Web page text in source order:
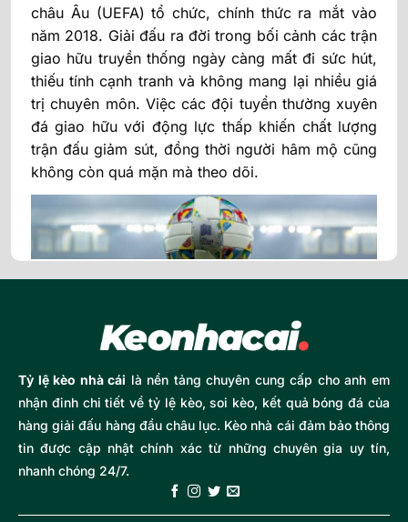
châu Âu (UEFA) tổ chức, chính thức ra mắt vào
năm 2018. Giải đấu ra đời trong bối cảnh các trận
giao hữu truyền thống ngày càng mất đi sức hút,
thiếu tính cạnh tranh và không mang lại nhiều giá
trị chuyên môn. Việc các đội tuyển thường xuyên
đá giao hữu với động lực thấp khiến chất lượng
trận đấu giảm sút, đồng thời người hâm mộ cũng
không còn quá mặn mà theo dõi.
UEFA Nations League là gì?
Mục tiêu cốt lõi của UEFA Nations League là tạo
ra một sân chơi có tính cạnh tranh thực sự cho
Tỷ lệ kèo nhà cái là nền tảng chuyên cung cấp cho anh em
nhận đinh chi tiết về tỷ lệ kèo, soi kèo, kết quả bóng đá của
hàng giải đấu hàng đầu châu lục. Kèo nhà cái đảm bảo thông
tin được cập nhật chính xác từ những chuyên gia uy tín,
nhanh chóng 24/7.